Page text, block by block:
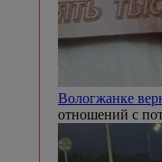
Вологжанке
отношений с